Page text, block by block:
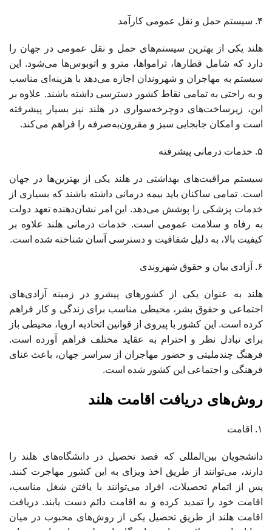
۴. سیستم حمل و نقل عمومی کارآمد
هلند یکی از بهترین سیستم‌های حمل و نقل عمومی در جهان را
دارد که شامل قطارها، ترامواها، مترو و اتوبوس‌ها می‌شود. این
سیستم به مهاجران و شهروندان اجازه می‌دهد با هزینه‌ای مناسب
و به راحتی به تمامی نقاط کشور دسترسی داشته باشند. علاوه بر
این، زیرساخت‌های دوچرخه‌سواری در هلند نیز بسیار پیشرفته
است و امکان جابجایی سبز و مقرون‌به‌صرفه را فراهم می‌کند.
۵. خدمات درمانی پیشرفته
سیستم مراقبت‌های بهداشتی در هلند یکی از بهترین‌ها در جهان
است. تمامی ساکنان باید بیمه درمانی داشته باشند که بسیاری از
خدمات پزشکی را پوشش می‌دهد. این امر نشان‌دهنده تعهد دولت
به رفاه و سلامت عمومی است. خدمات درمانی هلند علاوه بر
کیفیت بالا، به دلیل شفافیت و دسترسی آسان شناخته شده است.
۶. آزادی بیان و حقوق شهروندی
هلند به عنوان یکی از کشورهای پیشرو در زمینه آزادی‌های
اجتماعی و حقوق بشر، محیطی مناسب برای زندگی و کار فراهم
کرده است. این کشور با پیروی از قوانین اتحادیه اروپا، محیطی باز
برای تبادل نظر و احترام به عقاید مختلف فراهم آورده است.
فرهنگ چندملیتی و حضور مهاجران از سراسر جهان، باعث غنای
فرهنگی و اجتماعی این کشور شده است.
روش‌های دریافت اقامت هلند
۱. اقامت
دانشجویان بین‌المللی که قصد تحصیل در دانشگاه‌های هلند را
دارند، می‌توانند از طریق اخذ ویزای به این کشور مهاجرت کنند.
پس از اتمام تحصیلات، افراد می‌توانند با یافتن شغل مناسب،
اقامت خود را تمدید کرده و به اقامت دائم دست یابند. دریافت
اقامت هلند از طریق تحصیل یکی از روش‌های محبوب در میان